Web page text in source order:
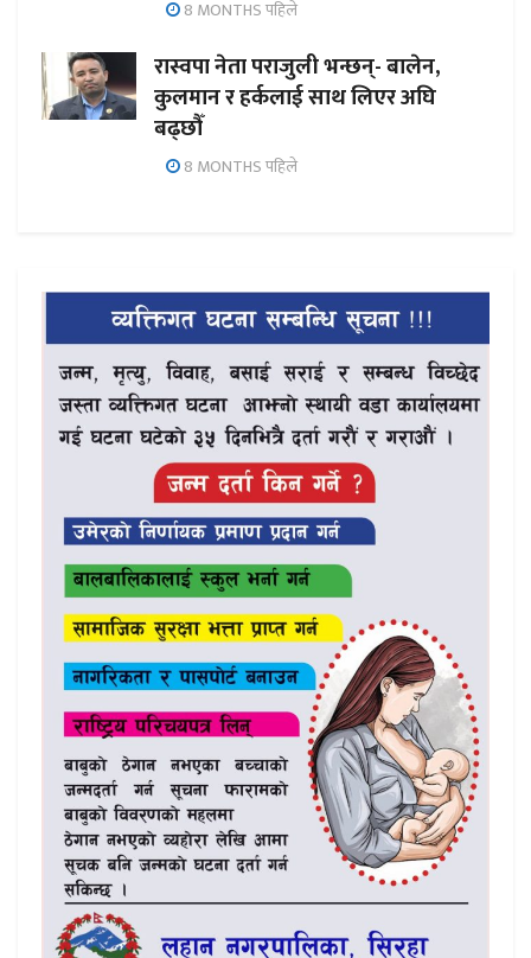
8 MONTHS पहिले
रास्वपा नेता पराजुली भन्छन्- बालेन,
कुलमान र हर्कलाई साथ लिएर अघि
बढ्छौँ
8 MONTHS पहिले